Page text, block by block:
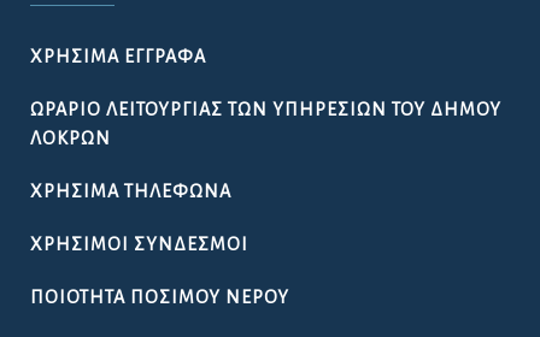
ΧΡΉΣΙΜΑ ΈΓΓΡΑΦΑ
ΩΡΆΡΙΟ ΛΕΙΤΟΥΡΓΊΑΣ ΤΩΝ ΥΠΗΡΕΣΙΏΝ ΤΟΥ ΔΉΜΟΥ
ΛΟΚΡΏΝ
ΧΡΉΣΙΜΑ ΤΗΛΈΦΩΝΑ
ΧΡΉΣΙΜΟΙ ΣΎΝΔΕΣΜΟΙ
ΠΟΙΌΤΗΤΑ ΠΌΣΙΜΟΥ ΝΕΡΟΎ